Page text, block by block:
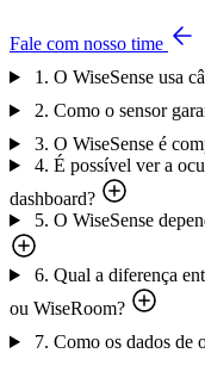
Fale com nosso time
1. O WiseSense usa
2. Como o sensor
3. O WiseSense é
4. É possível ver a
dashboard?
5. O WiseSense
6. Qual a diferença
ou WiseRoom?
7. Como os dados de